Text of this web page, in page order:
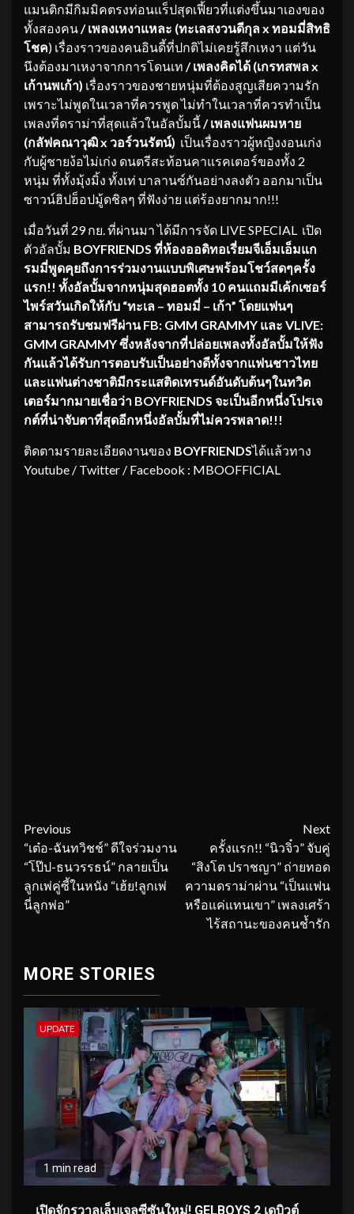
แมนติกมีกิมมิคตรงท่อนแร็ปสุดเฟี้ยวที่แต่งขึ้นมาเองของ
ทั้งสองคน / เพลงเหงาแหละ (ทะเลสงวนดีกุล x ทอมมี่สิทธิ
โชค) เรื่องราวของคนอินดี้ที่ปกติไม่เคยรู้สึกเหงา แต่วัน
นึงต้องมาเหงาจากการโดนเท / เพลงคิดได้ (เกรทสพล x
เก้านพเก้า) เรื่องราวของชายหนุ่มที่ต้องสูญเสียความรัก
เพราะไม่พูดในเวลาที่ควรพูด ไม่ทำในเวลาที่ควรทำเป็น
เพลงที่ดราม่าที่สุดแล้วในอัลบั้มนี้ / เพลงแฟนผมหาย
(กลัฟคณาวุฒิ x วอร์วนรัตน์) เป็นเรื่องราวผู้หญิงงอนเก่ง
กับผู้ชายง้อไม่เก่ง ดนตรีสะท้อนคาแรคเตอร์ของทั้ง 2
หนุ่ม ที่ทั้งมุ้งมิ้ง ทั้งเท่ บาลานซ์กันอย่างลงตัว ออกมาเป็น
ซาวน์ฮิปฮ็อปมู้ดชิลๆ ที่ฟังง่าย แต่ร้องยากมาก!!!
เมื่อวันที่ 29 กย. ที่ผ่านมา ได้มีการจัด LIVE SPECIAL เปิด
ตัวอัลบั้ม BOYFRIENDS ที่ห้องออดิทอเรี่ยมจีเอ็มเอ็มแก
รมมี่พูดคุยถึงการร่วมงานแบบพิเศษพร้อมโชว์สดๆครั้ง
แรก!! ทั้งอัลบั้มจากหนุ่มสุดฮอตทั้ง 10 คนแถมมีเค้กเซอร์
ไพร์สวันเกิดให้กับ “ทะเล – ทอมมี่ – เก้า” โดยแฟนๆ
สามารถรับชมฟรีผ่านFB: GMM GRAMMY และ VLIVE:
GMM GRAMMYซึ่งหลังจากที่ปล่อยเพลงทั้งอัลบั้มให้ฟัง
กันแล้วได้รับการตอบรับเป็นอย่างดีทั้งจากแฟนชาวไทย
และแฟนต่างชาติมีกระแสติดเทรนด์อันดับต้นๆในทวิต
เตอร์มากมายเชื่อว่า BOYFRIENDS จะเป็นอีกหนึ่งโปรเจ
กต์ที่น่าจับตาที่สุดอีกหนึ่งอัลบั้มที่ไม่ควรพลาด!!!
ติดตามรายละเอียดงานของ BOYFRIENDSได้แล้วทาง
Youtube / Twitter / Facebook : MBOOFFICIAL
Continue
Reading
Previous
“เต๋อ-ฉันทวิชช์” ดีใจร่วมงาน
“โป๊ป-ธนวรรธน์” กลายเป็น
ลูกเพ่คู่ซี้ในหนัง “เฮ้ย!ลูกเพ่
นี่ลูกพ่อ”
Next
ครั้งแรก!! “นิวจิ๋ว” จับคู่
“สิงโต ปราชญา” ถ่ายทอด
ความดราม่าผ่าน “เป็นแฟน
หรือแค่แทนเขา” เพลงเศร้า
ไร้สถานะของคนช้ำรัก
MORE STORIES
UPDATE
1 min read
เปิดจักรวาลเล็บเจลซีซันใหม่! GELBOYS 2 เดบิวต์